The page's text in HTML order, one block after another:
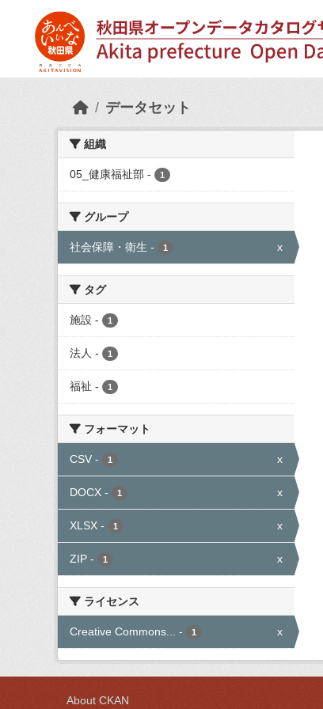
データセット
組織
05_健康福祉部 - 1
グループ
社会保障・衛生 - 1 x
タグ
施設 - 1
法人 - 1
福祉 - 1
フォーマット
CSV - 1 x
DOCX - 1 x
XLSX - 1 x
ZIP - 1 x
ライセンス
Creative Commons... - 1 x
About CKAN